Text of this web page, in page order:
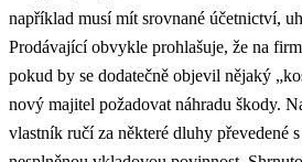
například musí mít srovnané účetnictví,
Prodávající obvykle prohlašuje, že na
pokud by se dodatečně objevil nějaký
nový majitel požadovat náhradu škody.
vlastník ručí za některé dluhy převedené